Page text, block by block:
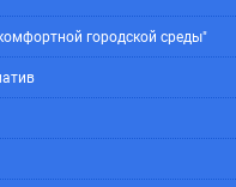
городской среды"